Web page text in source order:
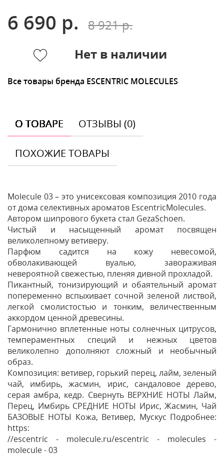
6 690 р.
8 921 р.
Нет в наличии
Все товары бренда ESCENTRIC MOLECULES
О ТОВАРЕ ОТЗЫВЫ (0)
ПОХОЖИЕ ТОВАРЫ
Molecule 03 – это унисексовая композиция 2010 года
от дома селективных ароматов EscentricMolecules.
Автором шипрового букета стал GezaSchoen.
Чистый и насыщенный аромат посвящен
великолепному ветиверу.
Парфюм садится на кожу невесомой,
обволакивающей вуалью, завораживая
невероятной свежестью, пленяя дивной прохладой.
Пикантный, тонизирующий и обаятельный аромат
попеременно вспыхивает сочной зеленой листвой,
легкой смолистостью и тонким, величественным
аккордом ценной древесины.
Гармонично вплетенные ноты солнечных цитрусов,
темпераментных специй и нежных цветов
великолепно дополняют сложный и необычный
образ.
Композиция: ветивер, горький перец, лайм, зеленый
чай, имбирь, жасмин, ирис, сандаловое дерево,
серая амбра, кедр. Свернуть ВЕРХНИЕ НОТЫ Лайм,
Перец, Имбирь СРЕДНИЕ НОТЫ Ирис, Жасмин, Чай
БАЗОВЫЕ НОТЫ Кожа, Ветивер, Мускус Подробнее:
https:
//escentric - molecule.ru/escentric - molecules -
molecule - 03